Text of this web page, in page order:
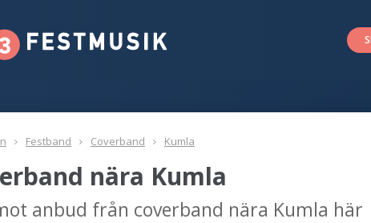
Festband Coverband Kumla
nära Kumla
anbud från coverband nära Kumla här